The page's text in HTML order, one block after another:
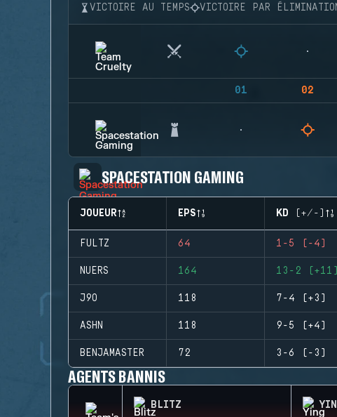
VICTOIRE AU TEMPS VICTOIRE PAR
01 02
SPACESTATION GAMING
JOUEUR EPS KD (+/-)
FULTZ 64 1-5 (-4)
NUERS 164 13-2 (+11)
J9O 118 7-4 (+3)
ASHN 118 9-5 (+4)
BENJAMASTER 72 3-6 (-3)
AGENTS BANNIS
BLITZ